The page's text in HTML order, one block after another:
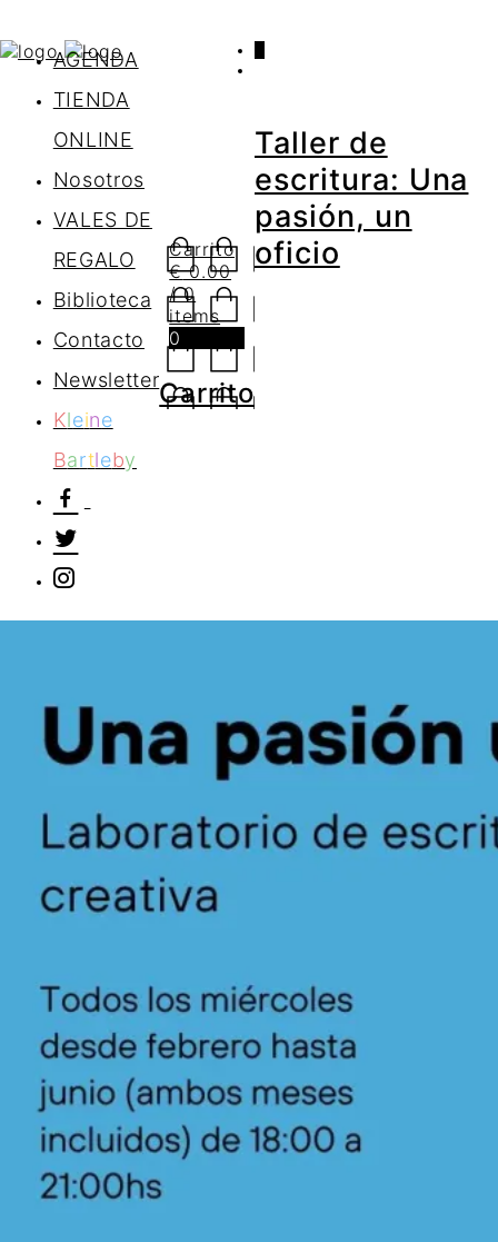
AGENDA
TIENDA
ONLINE
Nosotros
VALES DE
REGALO
Biblioteca
Contacto
Newsletter
Kleine
Bartleby
Carrito
€0.00
/ 0
items
0
Carrito
Taller de
escritura: Una
pasión, un
oficio